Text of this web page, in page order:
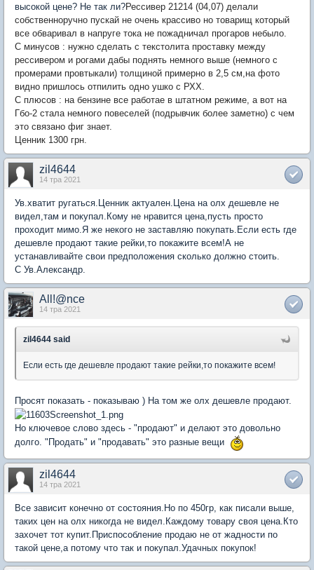
высокой цене? Не так ли?Рессивер 21214 (04,07) делали
собственноручно пускай не очень крассиво но товарищ который
все обваривал в напруге тока не пожадничал прогаров небыло.
С минусов : нужно сделать с текстолита проставку между
рессивером и рогами дабы поднять немного выше (немного с
промерами провтыкали) толщиной примерно в 2,5 см,на фото
видно пришлось отпилить одно ушко с РХХ.
С плюсов : на бензине все работае в штатном режиме, а вот на
Гбо-2 стала немного повеселей (подрывчик более заметно) с чем
это связано фиг знает.
Ценник 1300 грн.
zil4644
14 тра 2021
Ув.хватит ругаться.Ценник актуален.Цена на олх дешевле не
видел,там и покупал.Кому не нравится цена,пусть просто
проходит мимо.Я же некого не заставляю покупать.Если есть где
дешевле продают такие рейки,то покажите всем!А не
устанавливайте свои предположения сколько должно стоить.
С Ув.Александр.
All!@nce
14 тра 2021
zil4644 said
Если есть где дешевле продают такие рейки,то покажите всем!
Просят показать - показываю ) На том же олх дешевле продают.
Но ключевое слово здесь - "продают" и делают это довольно
долго. "Продать" и "продавать" это разные вещи
zil4644
14 тра 2021
Все зависит конечно от состояния.Но по 450гр, как писали выше,
таких цен на олх никогда не видел.Каждому товару своя цена.Кто
захочет тот купит.Приспособление продаю не от жадности по
такой цене,а потому что так и покупал.Удачных покупок!